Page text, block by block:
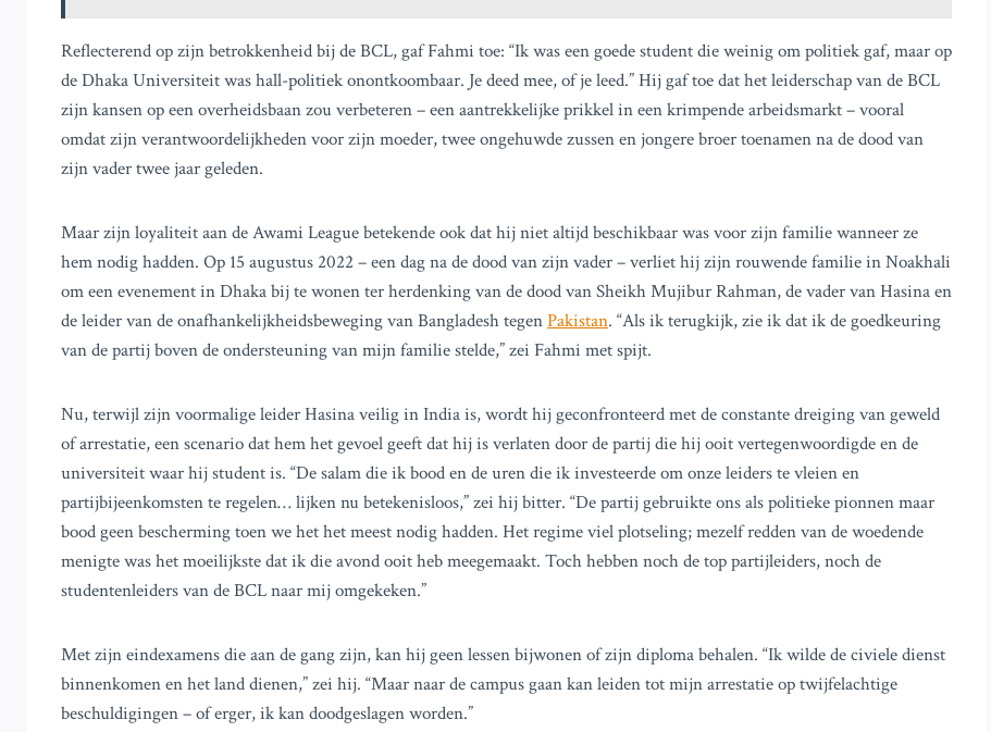
Reflecterend op zijn betrokkenheid bij de BCL, gaf Fahmi toe: “Ik was een goede student die weinig om politiek gaf, maar op
de Dhaka Universiteit was hall-politiek onontkoombaar. Je deed mee, of je leed.” Hij gaf toe dat het leiderschap van de BCL
zijn kansen op een overheidsbaan zou verbeteren – een aantrekkelijke prikkel in een krimpende arbeidsmarkt – vooral
omdat zijn verantwoordelijkheden voor zijn moeder, twee ongehuwde zussen en jongere broer toenamen na de dood van
zijn vader twee jaar geleden.
Maar zijn loyaliteit aan de Awami League betekende ook dat hij niet altijd beschikbaar was voor zijn familie wanneer ze
hem nodig hadden. Op 15 augustus 2022 – een dag na de dood van zijn vader – verliet hij zijn rouwende familie in Noakhali
om een evenement in Dhaka bij te wonen ter herdenking van de dood van Sheikh Mujibur Rahman, de vader van Hasina en
de leider van de onafhankelijkheidsbeweging van Bangladesh tegenPakistan. “Als ik terugkijk, zie ik dat ik de goedkeuring
van de partij boven de ondersteuning van mijn familie stelde,” zei Fahmi met spijt.
Nu, terwijl zijn voormalige leider Hasina veilig in India is, wordt hij geconfronteerd met de constante dreiging van geweld
of arrestatie, een scenario dat hem het gevoel geeft dat hij is verlaten door de partij die hij ooit vertegenwoordigde en de
universiteit waar hij student is. “De salam die ik bood en de uren die ik investeerde om onze leiders te vleien en
partijbijeenkomsten te regelen… lijken nu betekenisloos,” zei hij bitter. “De partij gebruikte ons als politieke pionnen maar
bood geen bescherming toen we het het meest nodig hadden. Het regime viel plotseling; mezelf redden van de woedende
menigte was het moeilijkste dat ik die avond ooit heb meegemaakt. Toch hebben noch de top partijleiders, noch de
studentenleiders van de BCL naar mij omgekeken.”
Met zijn eindexamens die aan de gang zijn, kan hij geen lessen bijwonen of zijn diploma behalen. “Ik wilde de civiele dienst
binnenkomen en het land dienen,” zei hij. “Maar naar de campus gaan kan leiden tot mijn arrestatie op twijfelachtige
beschuldigingen – of erger, ik kan doodgeslagen worden.”